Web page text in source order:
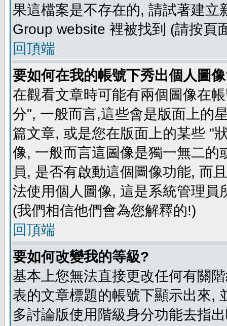
果這檔案是不存在的, 請試著建
Group website 裡被找到 (請按頁
回頂端
要如何在我的帳號下秀出個人圖
在觀看文章時可能有兩個圖像在
分", 一般而言,這些會是版面上的
篇文章, 或是您在版面上的某些 "
像, 一般而言這圖像是獨一無二
員, 是否有啟動這個圖像功能, 而
法使用個人圖像, 這是系統管理
(我們相信他們會為您解釋的!)
回頂端
要如何改變我的等級?
基本上您無法直接更改任何有關
表的文章標題的帳號下顯示出來,
多討論版使用階級身分功能去指